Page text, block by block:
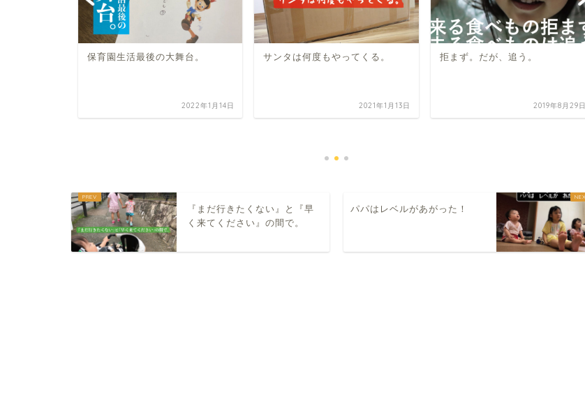
保育園生活最後の大舞台。
2022年1月14日
サンタは何度もやってくる。
2021年1月13日
拒まず。だが、追う。
2019年8月29日
『まだ行きたくない』と『早
く来てください』の間で。
パパはレベルがあがった！